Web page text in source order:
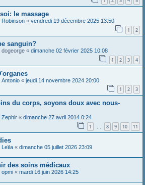
le massage
Robinson « vendredi 19 décembre 2025 13:50
1 2
sanguin?
dogeorge « dimanche 02 février 2025 10:08
1 2 3 4
Antonio « jeudi 14 novembre 2024 20:00
1 2 3
du corps, soyons doux avec nous-
Zephir « dimanche 27 avril 2014 0:24
1 … 8 9 10 11
Leïla « dimanche 05 juillet 2026 23:09
des soins médicaux
opmi « mardi 16 juin 2026 14:25